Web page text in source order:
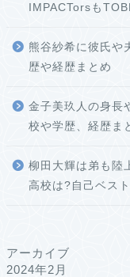
IMPACTorsも
熊谷紗希に彼氏や
歴や経歴まとめ
金子美玖人の身長
校や学歴、経歴ま
柳田大輝は弟も陸
高校は?自己ベス
アーカイブ
2024年2月